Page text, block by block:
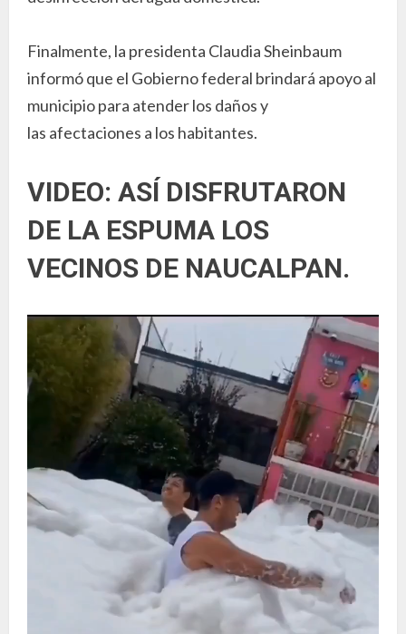
Finalmente, la presidenta Claudia Sheinbaum
informó que el Gobierno federal brindará apoyo al
municipio para atender los daños y
las afectaciones a los habitantes.
VIDEO: ASÍ DISFRUTARON
DE LA ESPUMA LOS
VECINOS DE NAUCALPAN.